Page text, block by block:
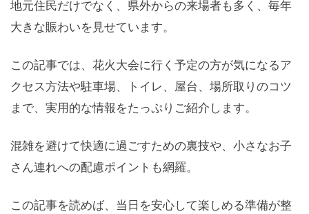
地元住民だけでなく、県外からの来場者も多く、毎年
大きな賑わいを見せています。
この記事では、花火大会に行く予定の方が気になるア
クセス方法や駐車場、トイレ、屋台、場所取りのコツ
まで、実用的な情報をたっぷりご紹介します。
混雑を避けて快適に過ごすための裏技や、小さなお子
さん連れへの配慮ポイントも網羅。
この記事を読めば、当日を安心して楽しめる準備が整